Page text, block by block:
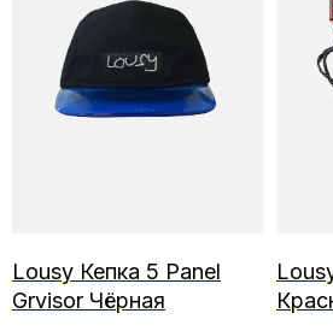
Lousy Кепка 5 Panel
Grvisor Чёрная